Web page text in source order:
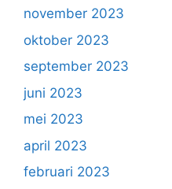
november 2023
oktober 2023
september 2023
juni 2023
mei 2023
april 2023
februari 2023